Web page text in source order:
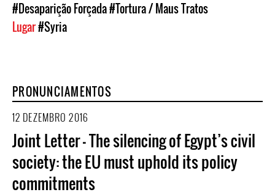
#Desaparição Forçada#Tortura / Maus Tratos
Lugar#Syria
PRONUNCIAMENTOS
12 DEZEMBRO 2016
Joint Letter - The silencing of Egypt’s civil
society: the EU must uphold its policy
commitments